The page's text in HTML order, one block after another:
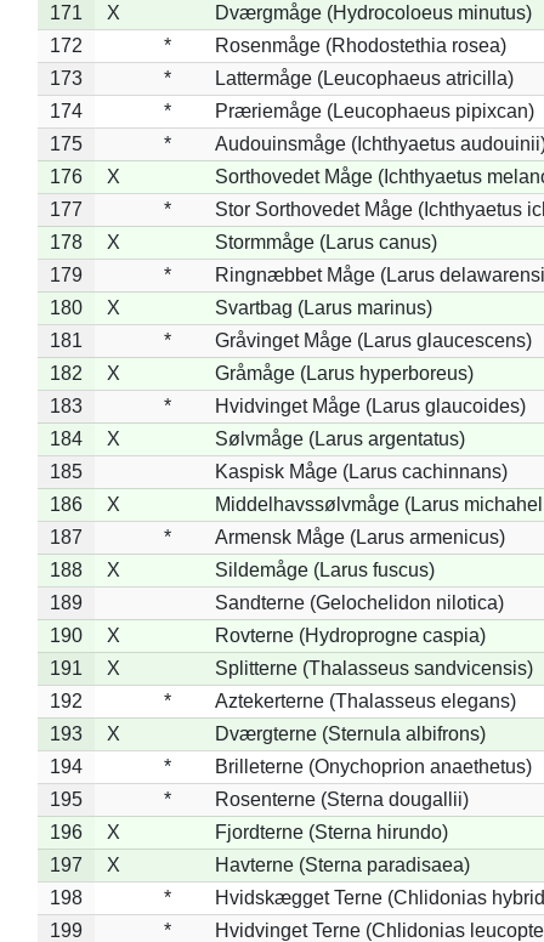
171
X
Dværgmåge (Hydrocoloeus minutus)
172
*
Rosenmåge (Rhodostethia rosea)
173
*
Lattermåge (Leucophaeus atricilla)
174
*
Præriemåge (Leucophaeus pipixcan)
175
*
Audouinsmåge (Ichthyaetus
176
X
Sorthovedet Måge (Ichthyaetus
177
*
Stor Sorthovedet Måge (Ichthyaetus
178
X
Stormmåge (Larus canus)
179
*
Ringnæbbet Måge (Larus
180
X
Svartbag (Larus marinus)
181
*
Gråvinget Måge (Larus glaucescens)
182
X
Gråmåge (Larus hyperboreus)
183
*
Hvidvinget Måge (Larus glaucoides)
184
X
Sølvmåge (Larus argentatus)
185
Kaspisk Måge (Larus cachinnans)
186
X
Middelhavssølvmåge (Larus
187
*
Armensk Måge (Larus armenicus)
188
X
Sildemåge (Larus fuscus)
189
Sandterne (Gelochelidon nilotica)
190
X
Rovterne (Hydroprogne caspia)
191
X
Splitterne (Thalasseus sandvicensis)
192
*
Aztekerterne (Thalasseus elegans)
193
X
Dværgterne (Sternula albifrons)
194
*
Brilleterne (Onychoprion anaethetus)
195
*
Rosenterne (Sterna dougallii)
196
X
Fjordterne (Sterna hirundo)
197
X
Havterne (Sterna paradisaea)
198
*
Hvidskægget Terne (Chlidonias
199
*
Hvidvinget Terne (Chlidonias